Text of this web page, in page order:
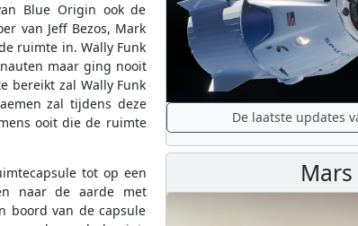
Blue Origin ook de
van Jeff Bezos, Mark
ruimte in. Wally Funk
maar ging nooit
bereikt zal Wally Funk
zal tijdens deze
ooit die de ruimte
tot op een
naar de aarde met
boord van de capsule
De laatste updates
Mars